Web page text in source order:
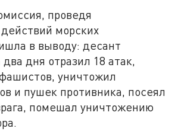
проведя
морских
в выводу: десант
дня отразил 18 атак,
уничтожил
и пушек противника, посеял
помешал уничтожению